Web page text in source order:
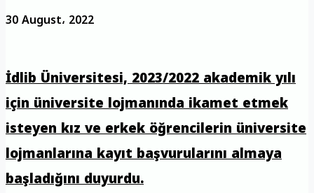
30 August، 2022
İdlib Üniversitesi, 2023/2022 akademik yılı
için üniversite lojmanında ikamet etmek
isteyen kız ve erkek öğrencilerin üniversite
lojmanlarına kayıt başvurularını almaya
başladığını duyurdu.